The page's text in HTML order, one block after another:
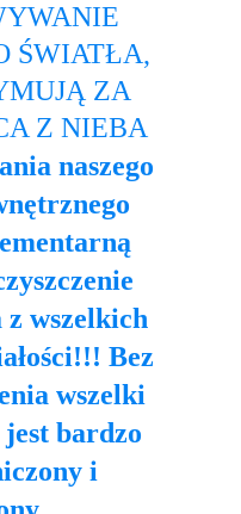
ŚWIATŁA,
ZA
Z NIEBA
naszego
wszelkich
Bez
wszelki
bardzo
i